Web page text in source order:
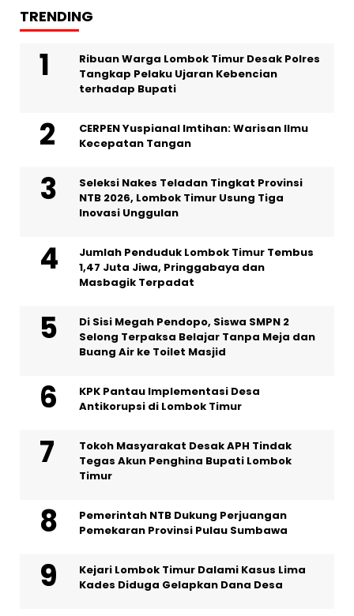
TRENDING
Ribuan Warga Lombok Timur Desak Polres
Tangkap Pelaku Ujaran Kebencian
terhadap Bupati
CERPEN Yuspianal Imtihan: Warisan Ilmu
Kecepatan Tangan
Seleksi Nakes Teladan Tingkat Provinsi
NTB 2026, Lombok Timur Usung Tiga
Inovasi Unggulan
Jumlah Penduduk Lombok Timur Tembus
1,47 Juta Jiwa, Pringgabaya dan
Masbagik Terpadat
Di Sisi Megah Pendopo, Siswa SMPN 2
Selong Terpaksa Belajar Tanpa Meja dan
Buang Air ke Toilet Masjid
KPK Pantau Implementasi Desa
Antikorupsi di Lombok Timur
Tokoh Masyarakat Desak APH Tindak
Tegas Akun Penghina Bupati Lombok
Timur
Pemerintah NTB Dukung Perjuangan
Pemekaran Provinsi Pulau Sumbawa
Kejari Lombok Timur Dalami Kasus Lima
Kades Diduga Gelapkan Dana Desa